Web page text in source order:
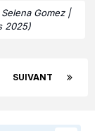
Gomez |
2025)
SUIVANT